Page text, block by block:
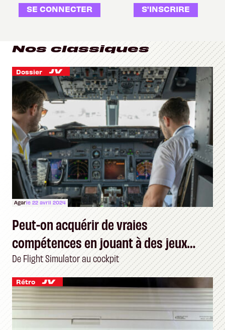
SE CONNECTER S'INSCRIRE
Nos classiques
Dossier
Agarle 22 avril 2024
Peut-on acquérir de vraies
compétences en jouant à des jeux
vidéo ?
De Flight Simulator au cockpit
Rétro